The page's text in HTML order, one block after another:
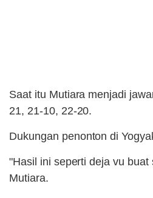
Saat itu Mutiara menjadi
21, 21-10, 22-20.
Dukungan penonton di
"Hasil ini seperti deja vu
Mutiara.